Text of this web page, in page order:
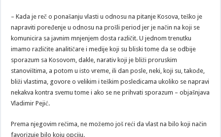
– Kada je reč o ponašanju vlasti u odnosu na pitanje Kosova, teško je
napraviti poređenje u odnosu na prošli period jer je način na koji se
komunicira sa javnim mnjenjem dosta različit. U jednom trenutku
imamo različite analitičare i medije koji su bliski tome da se odbije
sporazum sa Kosovom, dakle, narativ koji je bliži proruskim
stanovištima, a potom u isto vreme, ili dan posle, neki, koji su, takođe,
bliži vlastima, govore o velikim i teškim posledicama ukoliko se napravi
nekakva kontra svemu tome i ako se ne prihvati sporazum – objašnjava
Vladimir Pejić.
Prema njegovim rečima, ne možemo još reći da vlast na bilo koji način
favorizuje bilo koju opciju.